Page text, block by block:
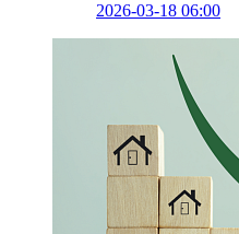
2026-03-18 06:00